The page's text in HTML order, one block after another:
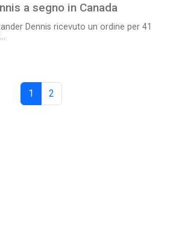
a segno in Canada
Dennis ricevuto un ordine per 41
1 2